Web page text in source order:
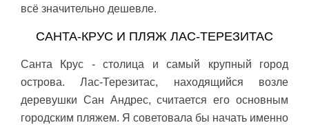
всё значительно дешевле.
САНТА-КРУС И ПЛЯЖ ЛАС-ТЕРЕЗИТАС
Санта Крус - столица и самый крупный город
острова. Лас-Терезитас, находящийся возле
деревушки Сан Андрес, считается его основным
городским пляжем. Я советовала бы начать именно